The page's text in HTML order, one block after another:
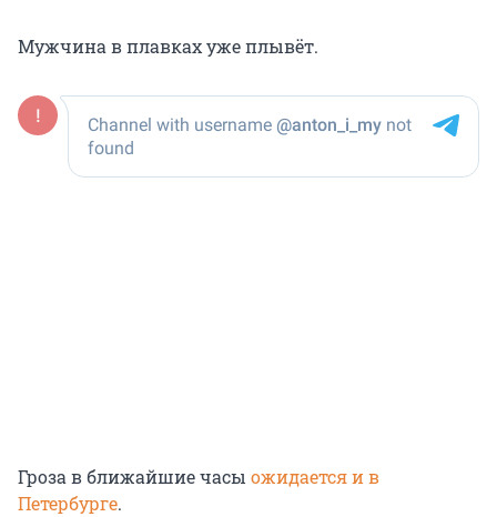
Мужчина в плавках уже плывёт.
Гроза в ближайшие часы ожидается и в
Петербурге.